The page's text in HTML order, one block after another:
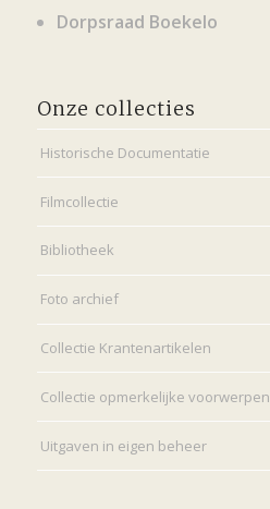
Dorpsraad Boekelo
Onze collecties
Historische Documentatie
Filmcollectie
Bibliotheek
Foto archief
Collectie Krantenartikelen
Collectie opmerkelijke voorwerpen
Uitgaven in eigen beheer